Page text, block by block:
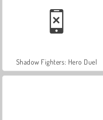
Shadow Fighters: Hero Duel